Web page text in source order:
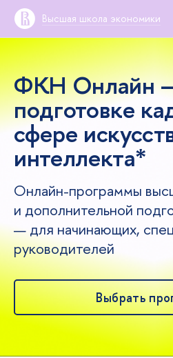
Высшая школа экономики
ФКН Онлайн
подготовке
сфере
интеллекта*
Онлайн-программы
и дополнительной
— для начинающих,
руководителей
Выбрать